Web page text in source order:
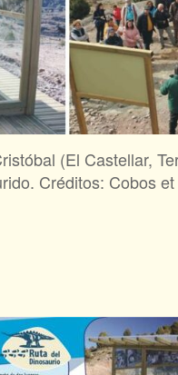
(El Castellar,
Créditos: Cobos